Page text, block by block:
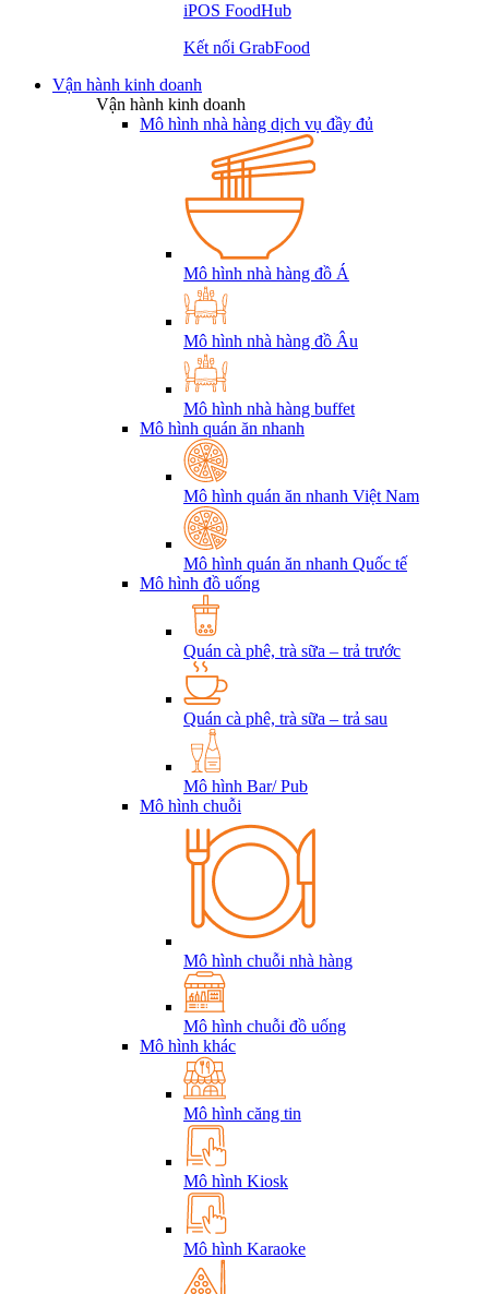
iPOS FoodHub
Kết nối GrabFood
Vận hành kinh doanh
Vận hành kinh doanh
Mô hình nhà hàng dịch vụ đầy đủ
Mô hình nhà hàng đồ Á
Mô hình nhà hàng đồ Âu
Mô hình nhà hàng buffet
Mô hình quán ăn nhanh
Mô hình quán ăn nhanh Việt Nam
Mô hình quán ăn nhanh Quốc tế
Mô hình đồ uống
Quán cà phê, trà sữa – trả trước
Quán cà phê, trà sữa – trả sau
Mô hình Bar/ Pub
Mô hình chuỗi
Mô hình chuỗi nhà hàng
Mô hình chuỗi đồ uống
Mô hình khác
Mô hình căng tin
Mô hình Kiosk
Mô hình Karaoke